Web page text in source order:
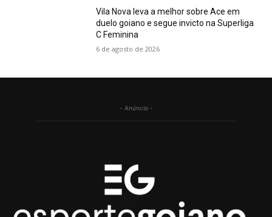
Vila Nova leva a melhor sobre Ace em
duelo goiano e segue invicto na Superliga
C Feminina
6 de agosto de 2026
- Anúncio -